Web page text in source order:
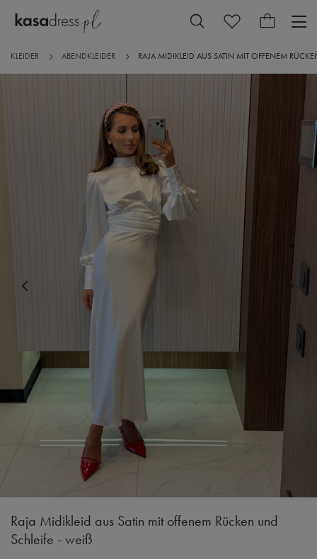
KLEIDER ABENDKLEIDER RAJA MIDIKLEID AUS SATIN MIT OFFENEM
Raja Midikleid aus Satin mit offenem Rücken und
Schleife - weiß